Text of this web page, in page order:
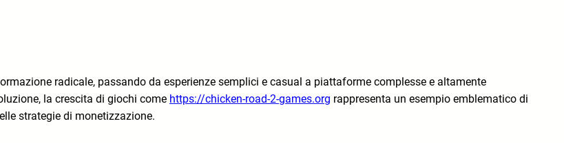
radicale, passando da esperienze semplici e casual a piattaforme complesse e altamente
la crescita di giochi come https://chicken-road-2-games.org rappresenta un esempio emblematico di
strategie di monetizzazione.